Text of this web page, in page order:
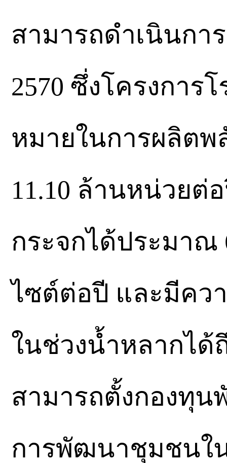
สามารถดำเนินกา
2570 ซึ่งโครงการ
หมายในการผลิต
11.10 ล้านหน่วยต่
กระจกได้ประมาณ
ไซต์ต่อปี และมีคว
ในช่วงน้ำหลากได้
สามารถตั้งกองทุ
การพัฒนาชุมชนใ